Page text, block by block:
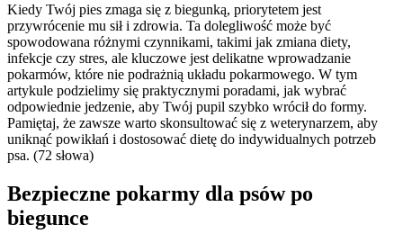
Kiedy Twój pies zmaga się z biegunką, priorytetem jest
przywrócenie mu sił i zdrowia. Ta dolegliwość może być
spowodowana różnymi czynnikami, takimi jak zmiana diety,
infekcje czy stres, ale kluczowe jest delikatne wprowadzanie
pokarmów, które nie podrażnią układu pokarmowego. W tym
artykule podzielimy się praktycznymi poradami, jak wybrać
odpowiednie jedzenie, aby Twój pupil szybko wrócił do formy.
Pamiętaj, że zawsze warto skonsultować się z weterynarzem, aby
uniknąć powikłań i dostosować dietę do indywidualnych potrzeb
psa. (72 słowa)
Bezpieczne pokarmy dla psów po
biegunce